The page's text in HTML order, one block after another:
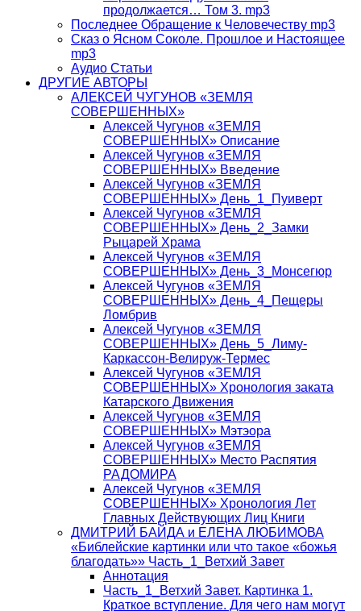
продолжается… Том 3. mp3
Последнее Обращение к Человечеству mp3
Сказ о Ясном Соколе. Прошлое и Настоящее
mp3
Аудио Статьи
ДРУГИЕ АВТОРЫ
АЛЕКСЕЙ ЧУГУНОВ «ЗЕМЛЯ
СОВЕРШЕННЫХ»
Алексей Чугунов «ЗЕМЛЯ
СОВЕРШЕННЫХ» Описание
Алексей Чугунов «ЗЕМЛЯ
СОВЕРШЕННЫХ» Введение
Алексей Чугунов «ЗЕМЛЯ
СОВЕРШЕННЫХ» День_1_Пуиверт
Алексей Чугунов «ЗЕМЛЯ
СОВЕРШЕННЫХ» День_2_Замки
Рыцарей Храма
Алексей Чугунов «ЗЕМЛЯ
СОВЕРШЕННЫХ» День_3_Монсегюр
Алексей Чугунов «ЗЕМЛЯ
СОВЕРШЕННЫХ» День_4_Пещеры
Ломбрив
Алексей Чугунов «ЗЕМЛЯ
СОВЕРШЕННЫХ» День_5_Лиму-
Каркассон-Велируж-Термес
Алексей Чугунов «ЗЕМЛЯ
СОВЕРШЕННЫХ» Хронология заката
Катарского Движения
Алексей Чугунов «ЗЕМЛЯ
СОВЕРШЕННЫХ» Мэтэора
Алексей Чугунов «ЗЕМЛЯ
СОВЕРШЕННЫХ» Место Распятия
РАДОМИРА
Алексей Чугунов «ЗЕМЛЯ
СОВЕРШЕННЫХ» Хронология Лет
Главных Действующих Лиц Книги
ДМИТРИЙ БАЙДА и ЕЛЕНА ЛЮБИМОВА
«Библейские картинки или что такое «божья
благодать»» Часть_1_Ветхий Завет
Аннотация
Часть_1_Ветхий Завет. Картинка 1.
Краткое вступление. Для чего нам могут